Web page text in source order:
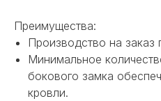
Преимущества:
Производство на заказ
Минимальное
бокового замка
кровли.